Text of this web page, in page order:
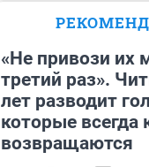
«Не привози их
третий раз».
лет разводит
которые всегда
возвращаются